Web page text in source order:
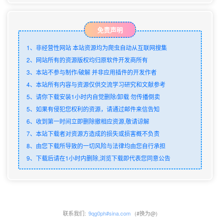
免责声明
1、非经营性网站 本站资源均为爬虫自动从互联网搜集
2、网站所有的资源版权均归原软件开发商所有
3、本站不参与制作/破解 并非应用插件的开发作者
4、本站所有内容与资源仅供交流学习研究和文献参考
5、请你下载安装1小时内自觉删除/卸载 勿传播倒卖
5、如果有侵犯您权利的资源，请通过邮件来信告知
6、收到第一时间立即删除撤相应资源,敬请谅解
7、本站下载者对资源方造成的损失或损害概不负责
8、由您下载所导致的一切风险与法律均由您自行承担
9、下载后请在1小时内删除,浏览下载即代表您同意公告
联系我们: 9qg0ph#sina.com (#换为@)